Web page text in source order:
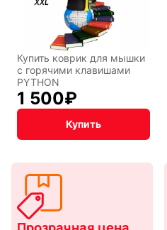
Купить коврик для мышки
с горячими клавишами
PYTHON
1 500₽
Купить